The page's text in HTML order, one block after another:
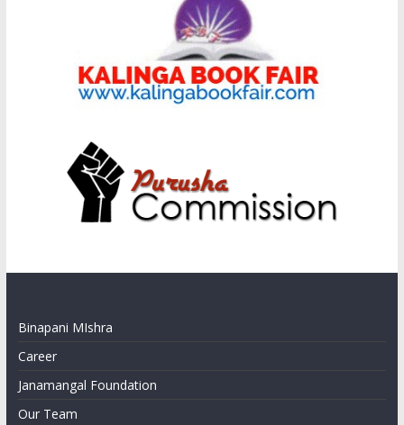
Binapani MIshra
Career
Janamangal Foundation
Our Team